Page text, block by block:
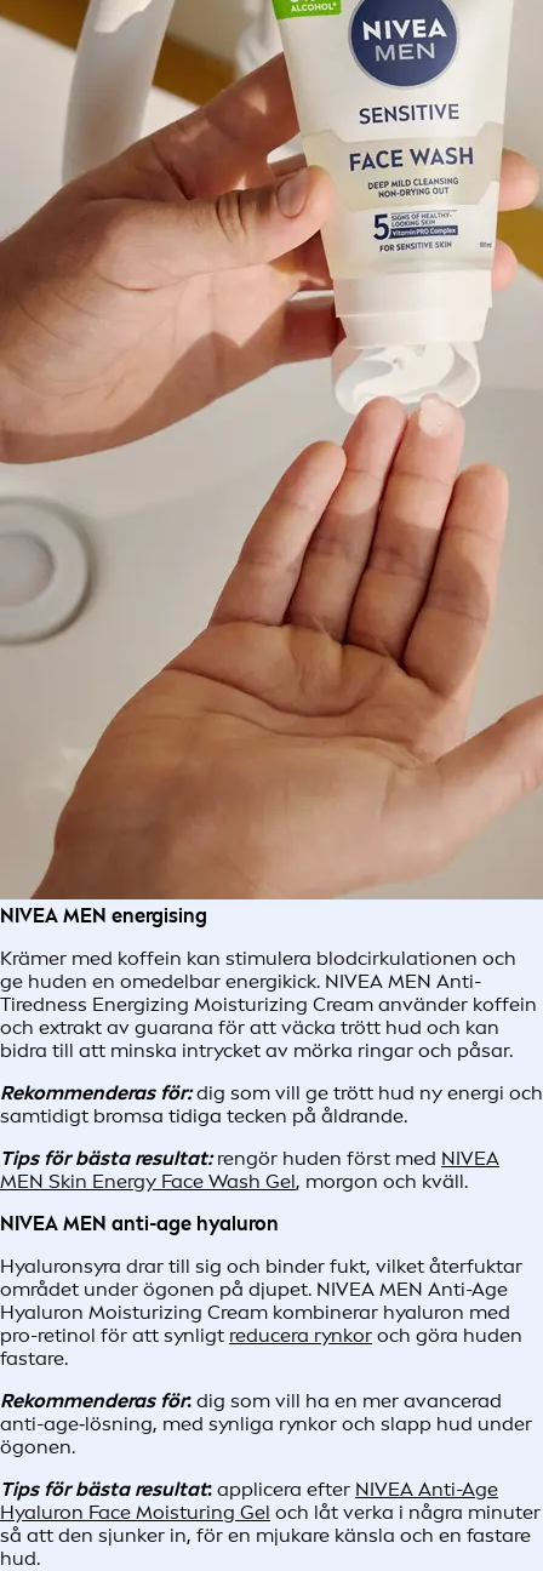
NIVEA MEN energising
Krämer med koffein kan stimulera blodcirkulationen och
ge huden en omedelbar energikick. NIVEA MEN Anti-
Tiredness Energizing Moisturizing Cream använder koffein
och extrakt av guarana för att väcka trött hud och kan
bidra till att minska intrycket av mörka ringar och påsar.
Rekommenderas för:dig som vill ge trött hud ny energi och
samtidigt bromsa tidiga tecken på åldrande.
Tips för bästa resultat:rengör huden först med NIVEA
MEN Skin Energy Face Wash Gel, morgon och kväll.
NIVEA MEN anti-age hyaluron
Hyaluronsyra drar till sig och binder fukt, vilket återfuktar
området under ögonen på djupet. NIVEA MEN Anti-Age
Hyaluron Moisturizing Cream kombinerar hyaluron med
pro-retinol för att synligt reducera rynkor och göra huden
fastare.
Rekommenderas för: dig som vill ha en mer avancerad
anti-age‑lösning, med synliga rynkor och slapp hud under
ögonen.
Tips för bästa resultat: applicera efter NIVEA Anti-Age
Hyaluron Face Moisturing Gel och låt verka i några minuter
så att den sjunker in, för en mjukare känsla och en fastare
hud.